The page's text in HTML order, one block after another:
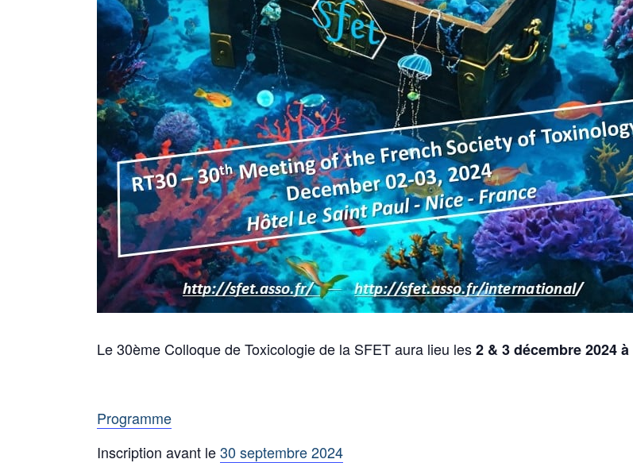
Le 30ème Colloque de Toxicologie de la SFETaura lieu les2 & 3 décembre 2024 à
Programme
Inscription avant le30 septembre 2024